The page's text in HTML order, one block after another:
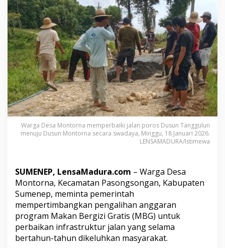
r
n
a
M
i
n
t
a
D
a
n
a
M
B
G
l
i
h
k
a
n
u
t
Warga Desa Montorna memperbaiki jalan poros Dusun Tanggulun
menuju Dusun Montorna secara swadaya, Minggu, 18 Januari 2026.
LENSAMADURA/Istimewa
SUMENEP, LensaMadura.com – Warga Desa
Montorna, Kecamatan Pasongsongan, Kabupaten
Sumenep, meminta pemerintah
mempertimbangkan pengalihan anggaran
program Makan Bergizi Gratis (MBG) untuk
perbaikan infrastruktur jalan yang selama
bertahun-tahun dikeluhkan masyarakat.